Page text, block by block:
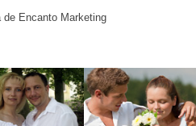
de Encanto Marketing